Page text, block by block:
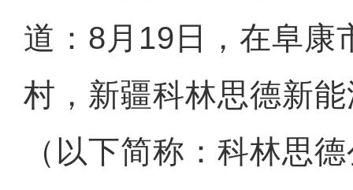
道：8月19日，在阜康
村，新疆科林思德新
（以下简称：科林思